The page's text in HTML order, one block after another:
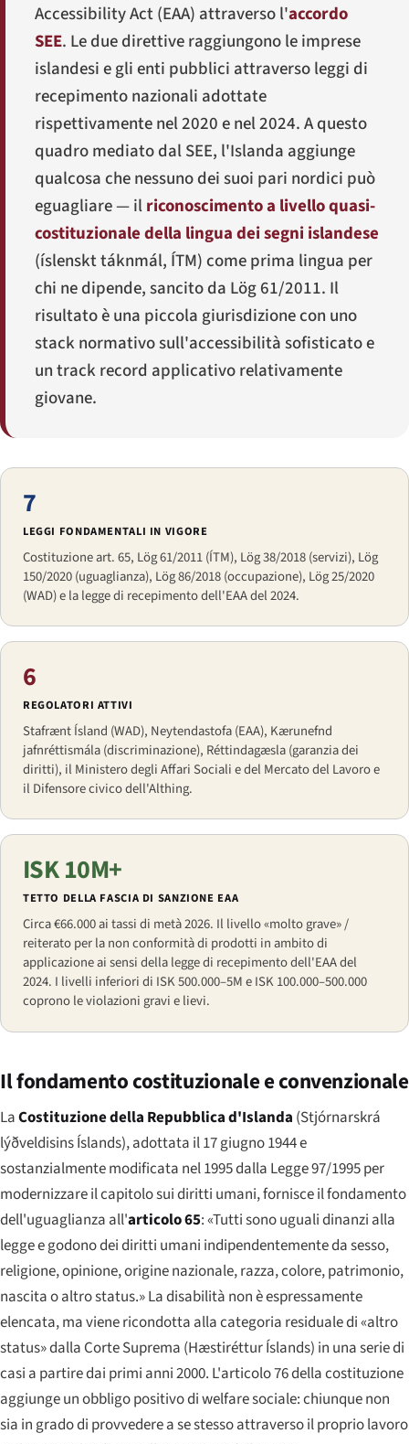
Accessibility Act (EAA) attraverso l'accordo
SEE. Le due direttive raggiungono le imprese
islandesi e gli enti pubblici attraverso leggi di
recepimento nazionali adottate
rispettivamente nel 2020 e nel 2024. A questo
quadro mediato dal SEE, l'Islanda aggiunge
qualcosa che nessuno dei suoi pari nordici può
eguagliare — ilriconoscimento a livello quasi-
costituzionale della lingua dei segni islandese
(íslenskt táknmál, ÍTM) come prima lingua per
chi ne dipende, sancito da Lög 61/2011. Il
risultato è una piccola giurisdizione con uno
stack normativo sull'accessibilità sofisticato e
un track record applicativo relativamente
giovane.
7
LEGGI FONDAMENTALI IN VIGORE
Costituzione art. 65, Lög 61/2011 (ÍTM), Lög 38/2018 (servizi), Lög
150/2020 (uguaglianza), Lög 86/2018 (occupazione), Lög 25/2020
(WAD) e la legge di recepimento dell'EAA del 2024.
6
REGOLATORI ATTIVI
Stafrænt Ísland (WAD), Neytendastofa (EAA), Kærunefnd
jafnréttismála (discriminazione), Réttindagæsla (garanzia dei
diritti), il Ministero degli Affari Sociali e del Mercato del Lavoro e
il Difensore civico dell'Althing.
ISK 10M+
TETTO DELLA FASCIA DI SANZIONE EAA
Circa €66.000 ai tassi di metà 2026. Il livello «molto grave» /
reiterato per la non conformità di prodotti in ambito di
applicazione ai sensi della legge di recepimento dell'EAA del
2024. I livelli inferiori di ISK 500.000–5M e ISK 100.000–500.000
coprono le violazioni gravi e lievi.
Il fondamento costituzionale e convenzionale
LaCostituzione della Repubblica d'Islanda (Stjórnarskrá
lýðveldisins Íslands), adottata il 17 giugno 1944 e
sostanzialmente modificata nel 1995 dalla Legge 97/1995 per
modernizzare il capitolo sui diritti umani, fornisce il fondamento
dell'uguaglianza all'articolo 65: «Tutti sono uguali dinanzi alla
legge e godono dei diritti umani indipendentemente da sesso,
religione, opinione, origine nazionale, razza, colore, patrimonio,
nascita o altro status.» La disabilità non è espressamente
elencata, ma viene ricondotta alla categoria residuale di «altro
status» dalla Corte Suprema (Hæstiréttur Íslands) in una serie di
casi a partire dai primi anni 2000. L'articolo 76 della costituzione
aggiunge un obbligo positivo di welfare sociale: chiunque non
sia in grado di provvedere a se stesso attraverso il proprio lavoro